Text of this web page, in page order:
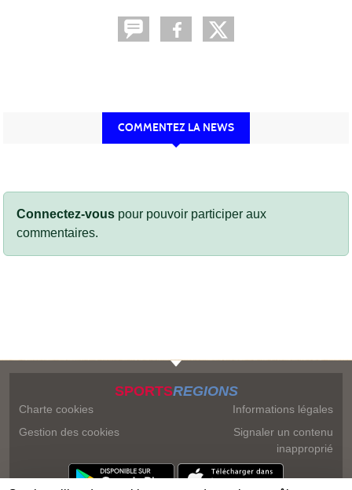
COMMENTEZ LA NEWS
Connectez-vous pour pouvoir participer aux
commentaires.
SPORTSREGIONS
Charte cookies
Gestion des cookies
Informations légales
Signaler un contenu
inapproprié